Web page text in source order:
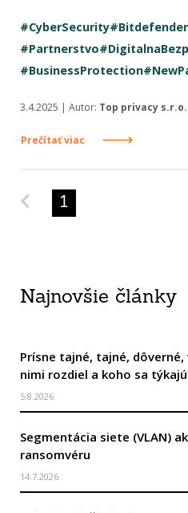
#CyberSecurity#Bitdefender
#Partnerstvo
#BusinessProtection
3.4.2025 | Autor: Top privacy s.r.o.
Prečítať viac
Predchádzajúca
1
Najnovšie články
Prísne tajné, tajné,
nimi rozdiel a koho sa
5.8.2026
Segmentácia siete (VLAN)
ransomvéru
14.7.2026